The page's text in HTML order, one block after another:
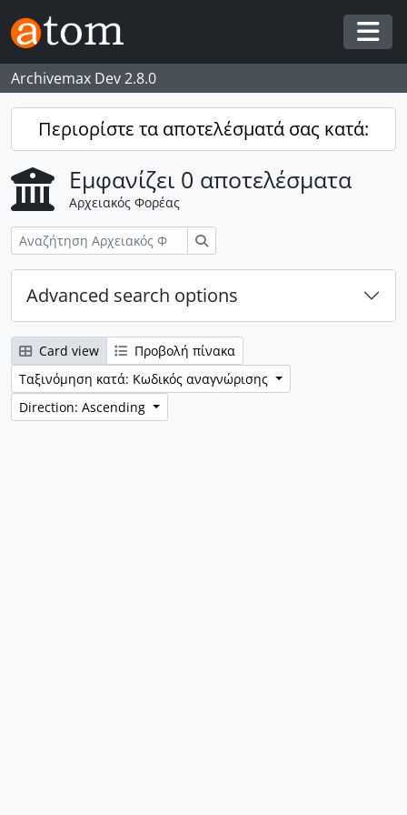
Skip to main content
Archivemax Dev 2.8.0
Περιορίστε τα αποτελέσματά σας κατά:
Εμφανίζει 0 αποτελέσματα
Αρχειακός Φορέας
Advanced search options
Card view
Προβολή πίνακα
Ταξινόμηση κατά: Κωδικός αναγνώρισης
Direction: Ascending